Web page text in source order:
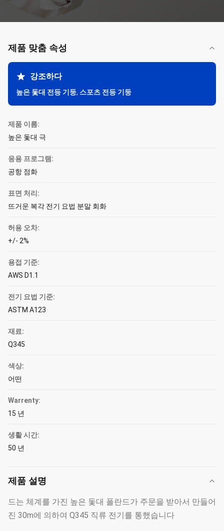
제품 맞춤 속성
강조하다
높은 돛대 전등 기둥, 스포츠 전등 기둥
제품 이름:
높은 돛대 극
응용 프로그램:
공항 점화
표면 처리:
뜨거운 복각 전기 요법 분말 회화
허용 오차:
+/- 2%
용접 기준:
AWS D1.1
전기 요법 기준:
ASTM A123
재료:
Q345
색상:
어떤
Warrenty:
15 년
생활 시간:
50 년
제품 설명
드는 체계를 가진 높은 돛대 폴란드가 주문을 받아서 만들어
진 30m에 의하여 Q345 직류 전기를 통했습니다